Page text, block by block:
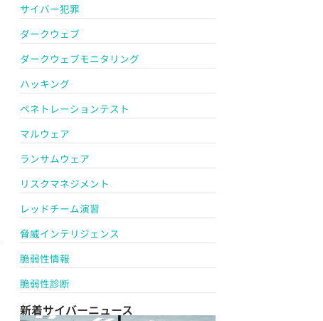
サイバー犯罪
ダークウェブ
ダークウェブモニタリング
ハッキング
ペネトレーションテスト
マルウェア
ランサムウェア
リスクマネジメント
レッドチーム演習
脅威インテリジェンス
脆弱性情報
脆弱性診断
新着サイバーニュース